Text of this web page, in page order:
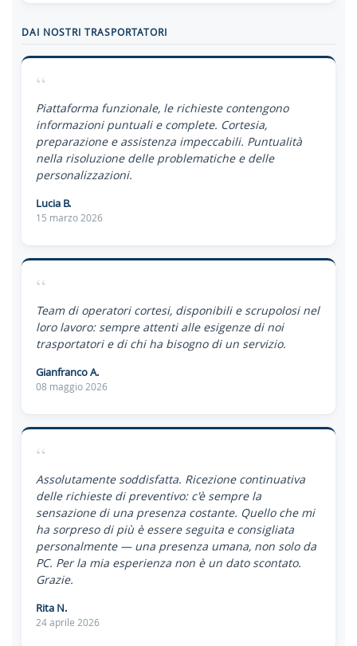
DAI NOSTRI TRASPORTATORI
“
Piattaforma funzionale, le richieste contengono
informazioni puntuali e complete. Cortesia,
preparazione e assistenza impeccabili. Puntualità
nella risoluzione delle problematiche e delle
personalizzazioni.
Lucia B.
15 marzo 2026
“
Team di operatori cortesi, disponibili e scrupolosi nel
loro lavoro: sempre attenti alle esigenze di noi
trasportatori e di chi ha bisogno di un servizio.
Gianfranco A.
08 maggio 2026
“
Assolutamente soddisfatta. Ricezione continuativa
delle richieste di preventivo: c'è sempre la
sensazione di una presenza costante. Quello che mi
ha sorpreso di più è essere seguita e consigliata
personalmente — una presenza umana, non solo da
PC. Per la mia esperienza non è un dato scontato.
Grazie.
Rita N.
24 aprile 2026